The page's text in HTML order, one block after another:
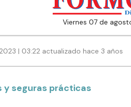
viernes 07 de
| 03:22 actualizado hace 3 años
y seguras prácticas